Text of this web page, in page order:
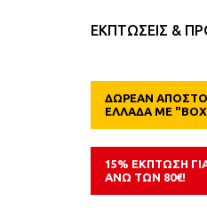
ΕΚΠΤΩΣΕΙΣ &
ΔΩΡΕΑΝ
ΕΛΛΑΔΑ ΜΕ "BOX
15% ΕΚΠΤΩΣΗ
ΑΝΩ ΤΩΝ 80€!